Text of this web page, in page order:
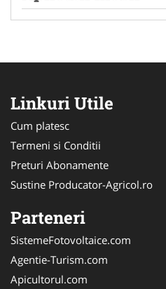
Linkuri Utile
Cum platesc
Termeni si Conditii
Preturi Abonamente
Sustine Producator-Agricol.ro
Parteneri
SistemeFotovoltaice.com
Agentie-Turism.com
Apicultorul.com